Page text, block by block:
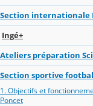
Section internationale
Ingé+
Ateliers préparation
Section sportive
1. Objectifs et
Poncet